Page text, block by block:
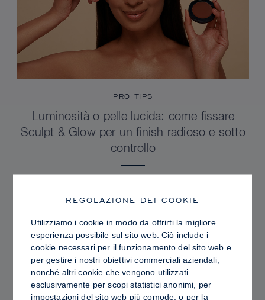
PRO TIPS
Luminosità o pelle lucida: come fissare
Sculpt & Glow per un finish radioso e sotto
controllo
REGOLAZIONE DEI COOKIE
Utilizziamo i cookie in modo da offrirti la migliore
esperienza possibile sul sito web. Ciò include i
cookie necessari per il funzionamento del sito web e
per gestire i nostri obiettivi commerciali aziendali,
nonché altri cookie che vengono utilizzati
esclusivamente per scopi statistici anonimi, per
impostazioni del sito web più comode, o per la